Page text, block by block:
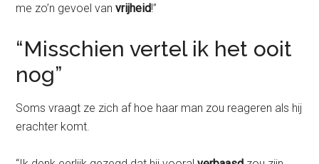
me zo’n gevoel vanvrijheid!”
“Misschien vertel ik het ooit
nog”
Soms vraagt ze zich af hoe haar man zou reageren als hij
erachter komt.